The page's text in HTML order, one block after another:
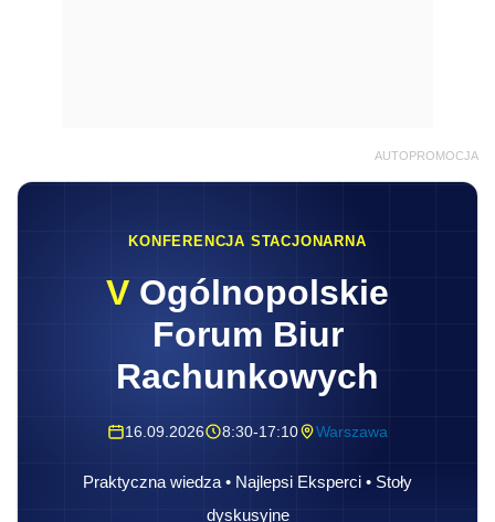
AUTOPROMOCJA
KONFERENCJA STACJONARNA
V Ogólnopolskie
Forum Biur
Rachunkowych
16.09.2026 8:30-17:10 Warszawa
Praktyczna wiedza • Najlepsi Eksperci • Stoły
dyskusyjne